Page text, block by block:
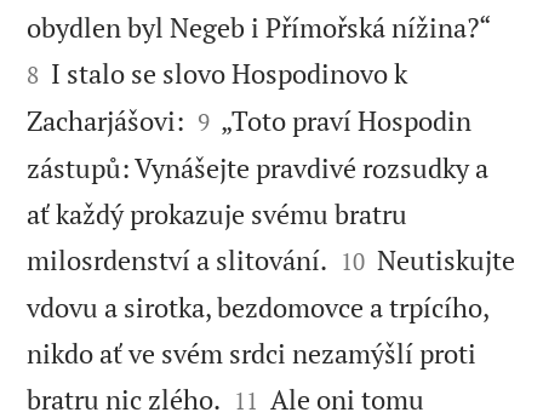
obydlen byl Negeb i Přímořská nížina?“
8 I stalo se slovo Hospodinovo k
Zacharjášovi: 

9 „Toto praví Hospodin
zástupů: Vynášejte pravdivé rozsudky a
ať každý prokazuje svému bratru
milosrdenství a slitování. 

10 Neutiskujte
vdovu a sirotka, bezdomovce a trpícího,
nikdo ať ve svém srdci nezamýšlí proti
bratru nic zlého. 

11 Ale oni tomu